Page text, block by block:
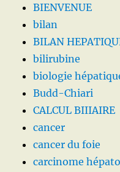
BIENVENUE
bilan
BILAN
bilirubine
biologie
Budd-Chiari
CALCUL BIIIAIRE
cancer
cancer du foie
carcinome